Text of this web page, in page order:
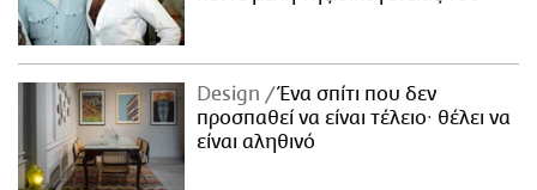
Design
Ένα σπίτι που δεν
προσπαθεί να είναι τέλειο· θέλει να
είναι αληθινό